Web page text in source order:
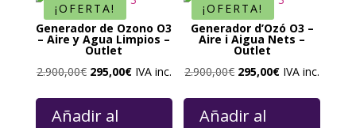
¡OFERTA!
Generador de Ozono O3
– Aire y Agua Limpios –
Outlet
2.900,00€ El
original
295,00€ElIVA inc.
Añadir al
¡OFERTA!
Generador d’Ozó O3 –
Aire i Aigua Nets –
Outlet
2.900,00€ El
original
295,00€ElIVA inc.
Añadir al